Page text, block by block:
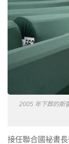
​2005 年下葬的斯
接任聯合國祕書